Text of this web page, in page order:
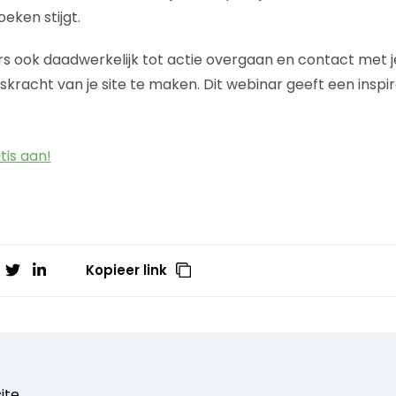
stijgt.
ook daadwerkelijk tot actie overgaan en contact met
van je site te maken. Dit webinar geeft een
aan!
Kopieer link